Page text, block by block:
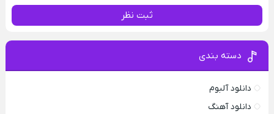
ثبت نظر
دسته بندی
دانلود آلبوم
دانلود آهنگ